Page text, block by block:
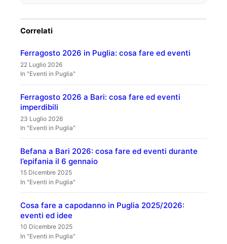
Correlati
Ferragosto 2026 in Puglia: cosa fare ed eventi
22 Luglio 2026
In "Eventi in Puglia"
Ferragosto 2026 a Bari: cosa fare ed eventi
imperdibili
23 Luglio 2026
In "Eventi in Puglia"
Befana a Bari 2026: cosa fare ed eventi durante
l’epifania il 6 gennaio
15 Dicembre 2025
In "Eventi in Puglia"
Cosa fare a capodanno in Puglia 2025/2026:
eventi ed idee
10 Dicembre 2025
In "Eventi in Puglia"